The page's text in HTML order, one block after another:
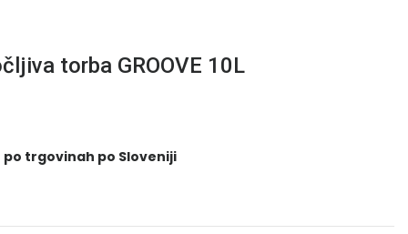
torba GROOVE 10L
trgovinah po Sloveniji